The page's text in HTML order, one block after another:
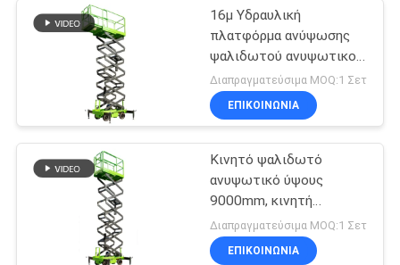
16μ Υδραυλική
πλατφόρμα ανύψωσης
ψαλιδωτού ανυψωτικού
μηχανήματος με
επεκτεινόμενη
πλατφόρμα
Διαπραγματεύσιμα MOQ:1 Σετ
ΕΠΙΚΟΙΝΩΝΙΑ
Κινητό ψαλιδωτό
ανυψωτικό ύψους
9000mm, κινητή
υδραυλική πλατφόρμα
ανύψωσης για καθαρισμό
Διαπραγματεύσιμα MOQ:1 Σετ
ΕΠΙΚΟΙΝΩΝΙΑ